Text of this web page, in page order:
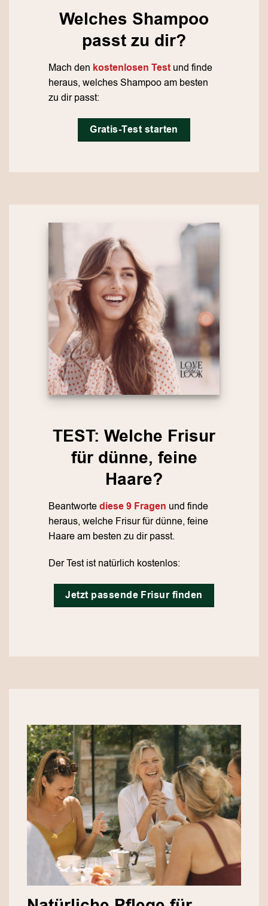
Welches Shampoo
passt zu dir?
Mach den kostenlosen Testund finde
heraus, welches Shampoo am besten
zu dir passt:
Gratis-Test starten
TEST: Welche Frisur
für dünne, feine
Haare?
Beantwortediese 9 Fragen und finde
heraus, welche Frisur für dünne, feine
Haare am besten zu dir passt.
Der Test ist natürlich kostenlos:
Jetzt passende Frisur finden